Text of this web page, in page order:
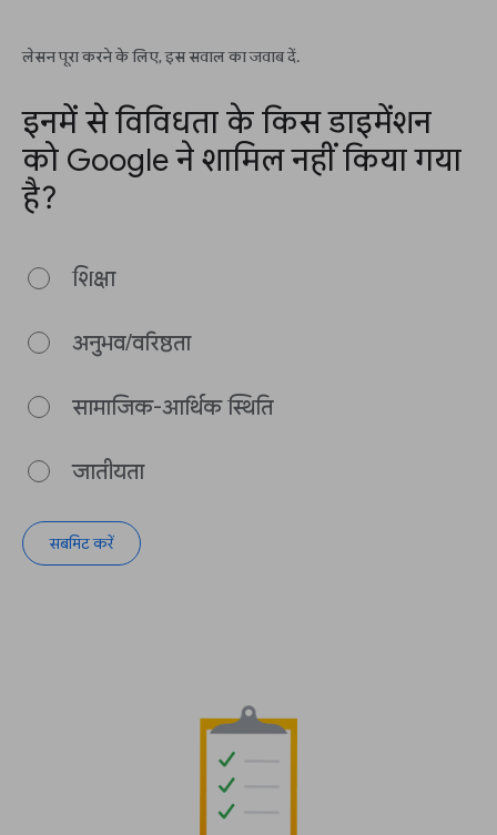
लेसन पूरा करने के लिए, इस सवाल का जवाब दें.
इनमें से विविधता के किस डाइमेंशन
को Google ने शामिल नहीं किया गया
है?
शिक्षा
अनुभव/वरिष्ठता
सामाजिक-आर्थिक स्थिति
जातीयता
सबमिट करें